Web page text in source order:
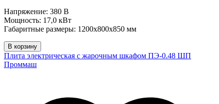
Напряжение: 380 В
Мощность: 17,0 кВт
Габаритные размеры: 1200х800х850 мм
В корзину
Плита электрическая с жарочным шкафом ПЭ-0.48 ШП
Проммаш